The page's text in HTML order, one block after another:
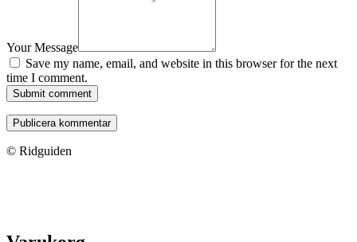
Your Message
Save my name, email, and website in this browser for the next
time I comment.
Submit comment
© Ridguiden